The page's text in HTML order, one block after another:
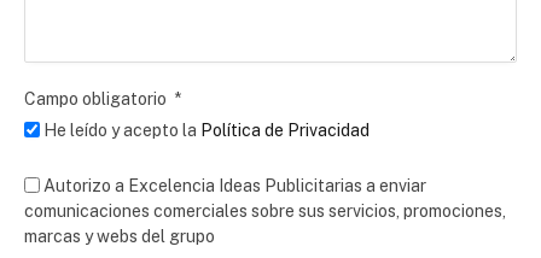
Campo obligatorio
He leído y acepto la Política de Privacidad
Autorizo a Excelencia Ideas Publicitarias a enviar
comunicaciones comerciales sobre sus servicios, promociones,
marcas y webs del grupo